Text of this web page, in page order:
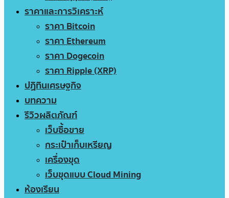
ราคาและการวิเคราะห์
ราคา Bitcoin
ราคา Ethereum
ราคา Dogecoin
ราคา Ripple (XRP)
ปฏิทินเศรษฐกิจ
บทความ
รีวิวผลิตภัณฑ์
เว็บซื้อขาย
กระเป๋าเก็บเหรียญ
เครื่องขุด
เว็บขุดแบบ Cloud Mining
ห้องเรียน